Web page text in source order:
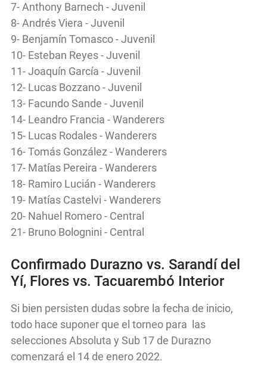
7- Anthony Barnech - Juvenil
8- Andrés Viera - Juvenil
9- Benjamín Tomasco - Juvenil
10- Esteban Reyes - Juvenil
11- Joaquín García - Juvenil
12- Lucas Bozzano - Juvenil
13- Facundo Sande - Juvenil
14- Leandro Francia - Wanderers
15- Lucas Rodales - Wanderers
16- Tomás González - Wanderers
17- Matías Pereira - Wanderers
18- Ramiro Lucián - Wanderers
19- Matías Castelvi - Wanderers
20- Nahuel Romero - Central
21- Bruno Bolognini - Central
Confirmado Durazno vs. Sarandí del
Yí, Flores vs. Tacuarembó Interior
Si bien persisten dudas sobre la fecha de inicio,
todo hace suponer que el torneo para las
selecciones Absoluta y Sub 17 de Durazno
comenzará el 14 de enero 2022.